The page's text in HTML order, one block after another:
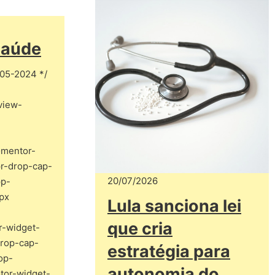
2024 */
drop-cap-
widget-
cap-
20/07/2026
Lula sanciona lei
que cria
estratégia para